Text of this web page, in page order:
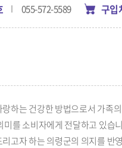
055-572-5589 구입
하는 건강한 방법으로서 가족
미를 소비자에게 전달하고 있습
고자 하는 의령군의 의지를 반